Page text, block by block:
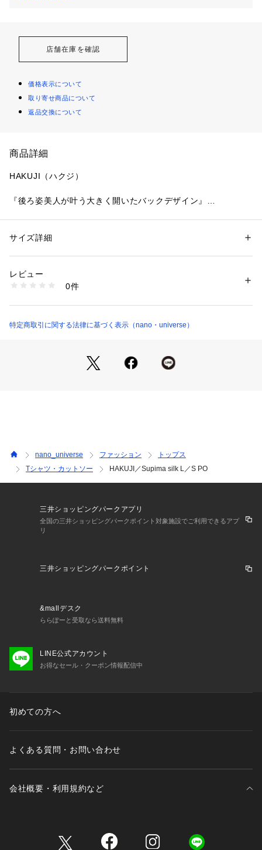
店舗在庫を確認
価格表示について
取り寄せ商品について
返品交換について
商品詳細
HAKUJI（ハクジ）
『後ろ姿美人が叶う大きく開いたバックデザイン』
ットが美しく見えるよう大きく開いたデザインに。度詰の編み
・脇部分に縫い目のない丸胴編みのテレコシリーズ
・吸湿性、通気性、保温性に優れ冬は暖かく夏は涼しい素材
・透け感が少ない度詰の編み地
HAKUJI（ハクジ）
シンプルだからこそ、より上質であること。デイリーだからこ
ットとして、寛ぎの時間までも美しく整える”HAKUJI”のコン
フォートスタイル。暮らしに寄り添った自然美を追求した”HA
KUJI”は、日常にこだわりを持つ女性のためのJersey Brandで
■取扱方法
※サンプルにて撮影、採寸を行う為、実際にお届けする商品と
性別：レディース
素材：シルク65% 綿35%
洗濯：-
※詳しい洗濯方法については、商品の品質表示タグをご覧ください
6713124008 （ショップ）
サイズ詳細
レビュー
0件
特定商取引に関する法律に基づく表示（nano・universe）
nano_universe ファッション
トップス
Tシャツ・カットソー
HAKUJI／Supima silk L／S PO
三井ショッピングパークアプリ
全国の三井ショッピングパークポイント対象施設でご利用できるアプ
リ
三井ショッピングパークポイント
&mallデスク
ららぽーと受取なら送料無料
LINE公式アカウント
お得なセール・クーポン情報配信中
初めての方へ
よくある質問・お問い合わせ
会社概要・利用規約など